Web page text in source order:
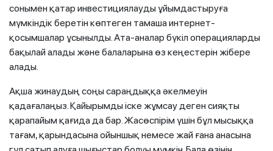
сонымен қатар инвестициялауды ұйымдастыруға
мүмкіндік беретін көптеген тамаша интернет-
қосымшалар ұсынылды. Ата-аналар бүкіл операцияларды
бақылай алады және балаларына өз кеңестерін жібере
алады.
Ақша жинаудың соңы сараңдыққа әкелмеуін
қадағалаңыз. Қайырымды іске жұмсау деген сияқты
қарапайым қағида да бар. Жасөспірім үшін бұл мысыққа
тағам, қарындасына ойыншық немесе жай ғана анасына